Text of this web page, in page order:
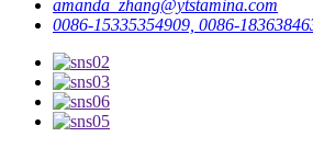
amanda_zhang@ytstamina.com
0086-15335354909, 0086-